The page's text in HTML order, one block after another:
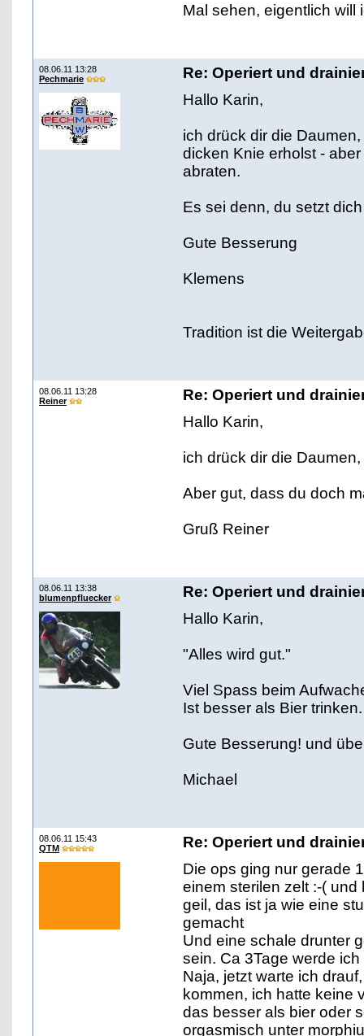
Mal sehen, eigentlich
08.06.11 13:28
Pechmarie
Re: Operiert und
Hallo Karin,
ich drück dir die
dicken Knie erholst -
abraten.
Es sei denn, du setzt
Gute Besserung
Klemens
Tradition ist die
08.06.11 13:28
Reiner
Re: Operiert und
Hallo Karin,
ich drück dir die
Aber gut, dass du doch
Gruß Reiner
08.06.11 13:38
blumenpfluecker
Re: Operiert und
Hallo Karin,
"Alles wird gut."
Viel Spass beim
Ist besser als Bier trinken.
Gute Besserung! und
Michael
08.06.11 15:43
QTM
Re: Operiert und
Die ops ging nur gerade
einem sterilen zelt :-(
geil, das ist ja wie eine
gemacht
Und eine schale drunter
sein. Ca 3Tage werde
Naja, jetzt warte ich
kommen, ich hatte keine
das besser als bier oder
orgasmisch unter